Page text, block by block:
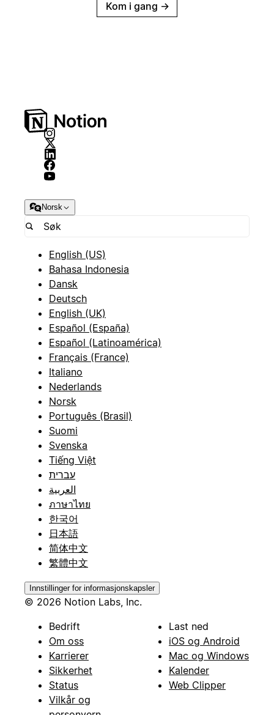
Kom i gang →
Norsk
English (US)
Bahasa Indonesia
Dansk
Deutsch
English (UK)
Español (España)
Español (Latinoamérica)
Français (France)
Italiano
Nederlands
Norsk
Português (Brasil)
Suomi
Svenska
Tiếng Việt
עברית
العربية
ภาษาไทย
한국어
日本語
简体中文
繁體中文
Innstillinger for informasjonskapsler
© 2026 Notion Labs, Inc.
Bedrift
Om oss
Karrierer
Sikkerhet
Status
Vilkår og
Last ned
iOS og Android
Mac og Windows
Kalender
Web Clipper